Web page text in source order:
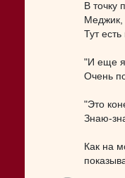
В точку
Меджик,
Тут
"И еще я
Очень
"Это
Знаю-
Как на